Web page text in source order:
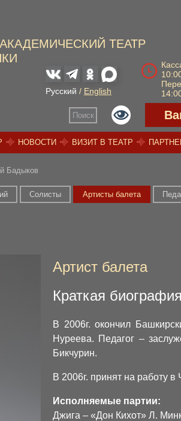
ТЕАТР
Русский / English
Поиск
НОВОСТИ ВИЗИТ В ТЕАТР
Бадыков
Солисты Артисты балета
Артист балета
Краткая
В 2006г. окончил
Нуреева. Педагог –
Бикчурин.
В 2006г. принят на работу в
Исполняемые партии:
Джига – «Дон Кихот» Л.